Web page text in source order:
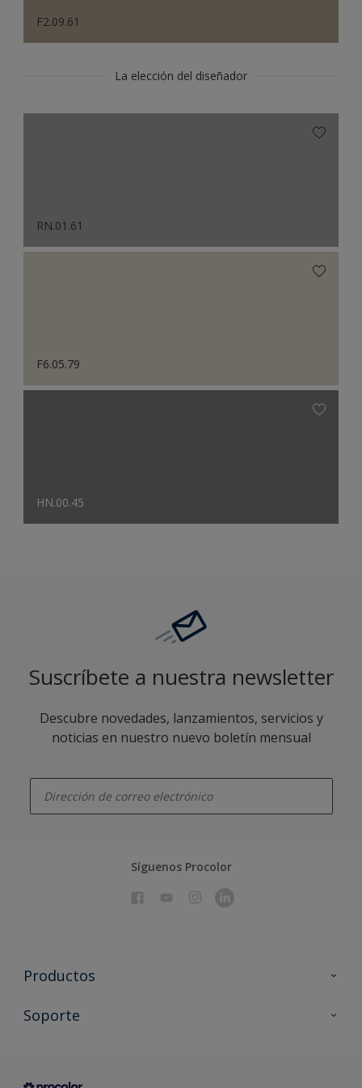
F2.09.61
La elección del diseñador
RN.01.61
F6.05.79
HN.00.45
Suscríbete a nuestra newsletter
Descubre novedades, lanzamientos, servicios y
noticias en nuestro nuevo boletín mensual
Síguenos Procolor
Productos
Todos los productos
Condiciones generales de venta
Soporte